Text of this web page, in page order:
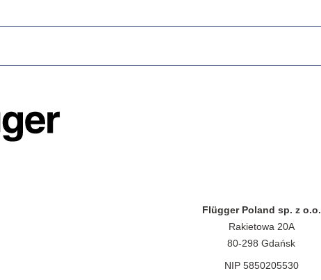
Flügger Poland sp. z o.o.
Rakietowa 20A
80-298 Gdańsk
NIP 5850205530